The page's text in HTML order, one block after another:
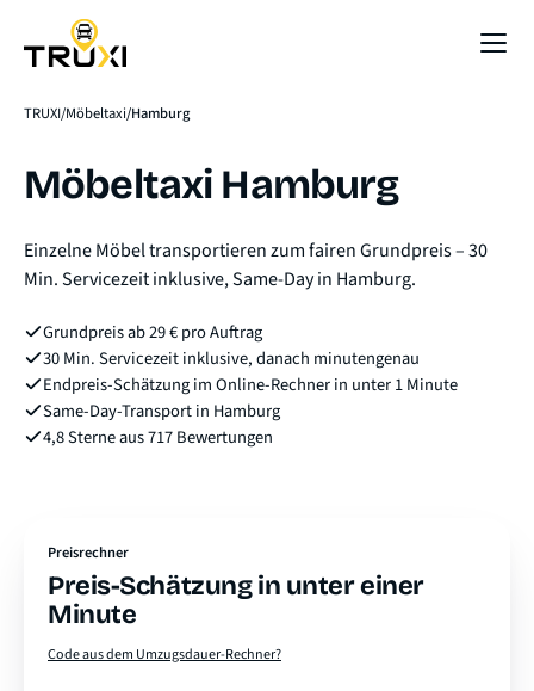
TRUXI Möbeltaxi Hamburg
Möbeltaxi Hamburg
Einzelne Möbel transportieren zum fairen Grundpreis – 30
Min. Servicezeit inklusive, Same-Day in Hamburg.
Grundpreis ab 29 € pro Auftrag
30 Min. Servicezeit inklusive, danach minutengenau
Endpreis-Schätzung im Online-Rechner in unter 1 Minute
Same-Day-Transport in Hamburg
4,8 Sterne aus 717 Bewertungen
Preisrechner
Preis-Schätzung in unter einer
Minute
Code aus dem Umzugsdauer-Rechner?